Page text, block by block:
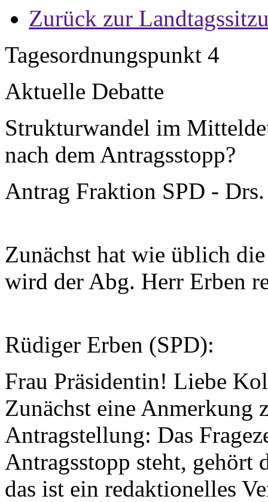
Zurück zur
Tagesordnungspunkt 4
Aktuelle Debatte
Strukturwandel im
nach dem Antragsstopp?
Antrag Fraktion SPD -
Zunächst hat wie üblich
wird der Abg. Herr Erben
Rüdiger Erben (SPD):
Frau Präsidentin! Liebe
Zunächst eine Anmerkung
Antragstellung: Das
Antragsstopp steht,
das ist ein redaktionelles